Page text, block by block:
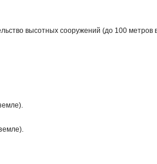
высотных сооружений (до 100 метров